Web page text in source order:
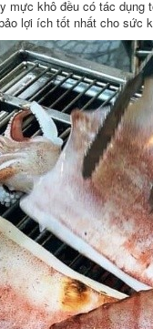
mực khô đều có tác dụng
lợi ích tốt nhất cho sức